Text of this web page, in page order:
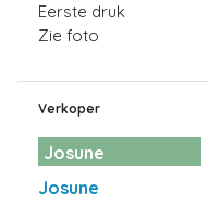
Eerste druk
Zie foto
Verkoper
Josune
Josune